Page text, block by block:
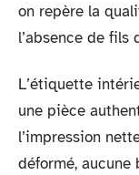
on repère la
l’absence de fils
L’étiquette
une pièce
l’impression
déformé, aucune